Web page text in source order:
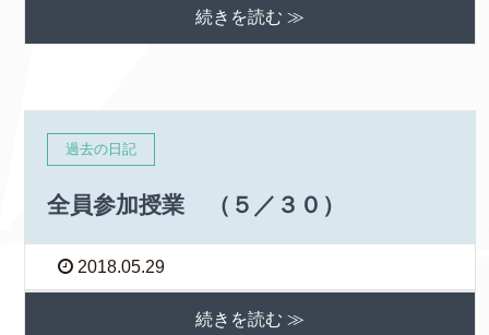
続きを読む ≫
過去の日記
全員参加授業 （５／３０）
2018.05.29
続きを読む ≫